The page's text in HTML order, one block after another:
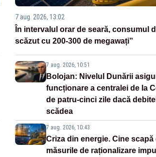
7 aug. 2026, 13:02
În intervalul orar de seară, consumul
scăzut cu 200-300 de megawați”
7 aug. 2026, 10:51
Bolojan: Nivelul Dunării
funcționare a centralei de la
de patru-cinci zile dacă
scădea
7 aug. 2026, 10:43
Criza din energie. Cine scapă
măsurile de raționalizare